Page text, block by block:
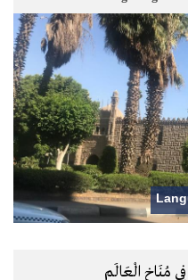
Islamic arts get